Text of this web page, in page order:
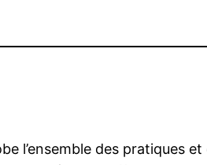
l’ensemble des pratiques